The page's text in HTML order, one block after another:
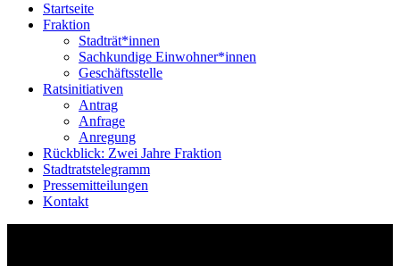
Startseite
Fraktion
Stadträt*innen
Sachkundige Einwohner*innen
Geschäftsstelle
Ratsinitiativen
Antrag
Anfrage
Anregung
Rückblick: Zwei Jahre Fraktion
Stadtratstelegramm
Pressemitteilungen
Kontakt